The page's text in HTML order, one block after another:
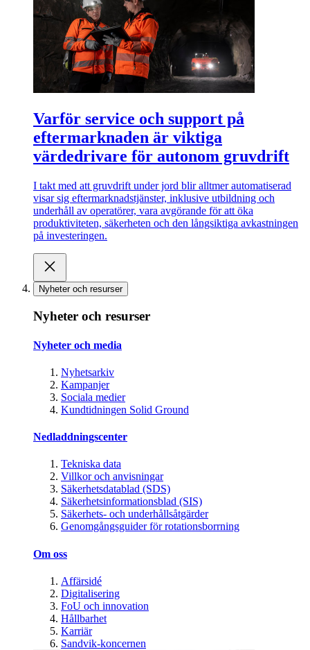
Varför service och support på
eftermarknaden är viktiga
värdedrivare för autonom gruvdrift
I takt med att gruvdrift under jord blir alltmer automatiserad
visar sig eftermarknadstjänster, inklusive utbildning och
underhåll av operatörer, vara avgörande för att öka
produktiviteten, säkerheten och den långsiktiga avkastningen
på investeringen.
Nyheter och resurser
Nyheter och resurser
Nyheter och media
Nyhetsarkiv
Kampanjer
Sociala medier
Kundtidningen Solid Ground
Nedladdningscenter
Tekniska data
Villkor och anvisningar
Säkerhetsdatablad (SDS)
Säkerhetsinformationsblad (SIS)
Säkerhets- och underhållsåtgärder
Genomgångsguider för rotationsborrning
Om oss
Affärsidé
Digitalisering
FoU och innovation
Hållbarhet
Karriär
Sandvik-koncernen